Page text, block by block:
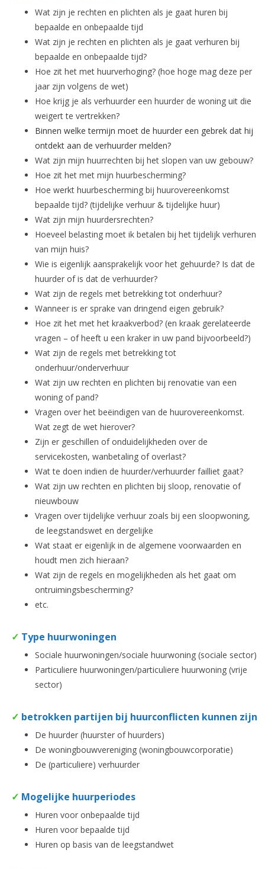
Wat zijn je rechten en plichten als je gaat huren bij
bepaalde en onbepaalde tijd
Wat zijn je rechten en plichten als je gaat verhuren bij
bepaalde en onbepaalde tijd?
Hoe zit het met huurverhoging? (hoe hoge mag deze per
jaar zijn volgens de wet)
Hoe krijg je als verhuurder een huurder de woning uit die
weigert te vertrekken?
Binnen welke termijn moet de huurder een gebrek dat hij
ontdekt aan de verhuurder melden?
Wat zijn mijn huurrechten bij het slopen van uw gebouw?
Hoe zit het met mijn huurbescherming?
Hoe werkt huurbescherming bij huurovereenkomst
bepaalde tijd? (tijdelijke verhuur & tijdelijke huur)
Wat zijn mijn huurdersrechten?
Hoeveel belasting moet ik betalen bij het tijdelijk verhuren
van mijn huis?
Wie is eigenlijk aansprakelijk voor het gehuurde? Is dat de
huurder of is dat de verhuurder?
Wat zijn de regels met betrekking tot onderhuur?
Wanneer is er sprake van dringend eigen gebruik?
Hoe zit het met het kraakverbod? (en kraak gerelateerde
vragen – of heeft u een kraker in uw pand bijvoorbeeld?)
Wat zijn de regels met betrekking tot
onderhuur/onderverhuur
Wat zijn uw rechten en plichten bij renovatie van een
woning of pand?
Vragen over het beëindigen van de huurovereenkomst.
Wat zegt de wet hierover?
Zijn er geschillen of onduidelijkheden over de
servicekosten, wanbetaling of overlast?
Wat te doen indien de huurder/verhuurder failliet gaat?
Wat zijn uw rechten en plichten bij sloop, renovatie of
nieuwbouw
Vragen over tijdelijke verhuur zoals bij een sloopwoning,
de leegstandswet en dergelijke
Wat staat er eigenlijk in de algemene voorwaarden en
houdt men zich hieraan?
Wat zijn de regels en mogelijkheden als het gaat om
ontruimingsbescherming?
etc.
✓ Type huurwoningen
Sociale huurwoningen/sociale huurwoning (sociale sector)
Particuliere huurwoningen/particuliere huurwoning (vrije
sector)
✓ betrokken partijen bij huurconflicten kunnen zijn
De huurder (huurster of huurders)
De woningbouwvereniging (woningbouwcorporatie)
De (particuliere) verhuurder
✓ Mogelijke huurperiodes
Huren voor onbepaalde tijd
Huren voor bepaalde tijd
Huren op basis van de leegstandwet